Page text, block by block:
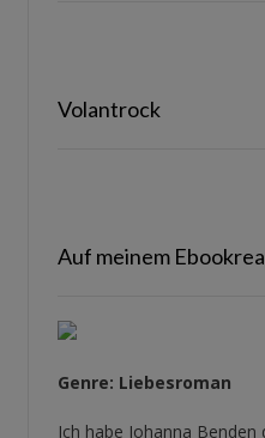
Volantrock
Auf meinem
Genre: Liebesroman
Ich habe Johanna Benden